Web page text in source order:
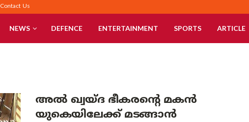
Contact Us
NEWS DEFENCE ENTERTAINMENT SPORTS ARTICLE
അൽ ഖ്വയ്ദ ഭീകരന്റെ മകൻ
യുകെയിലേക്ക് മടങ്ങാൻ